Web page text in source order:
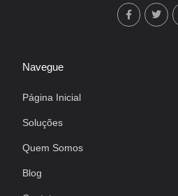
Navegue
Página Inicial
Soluções
Quem Somos
Blog